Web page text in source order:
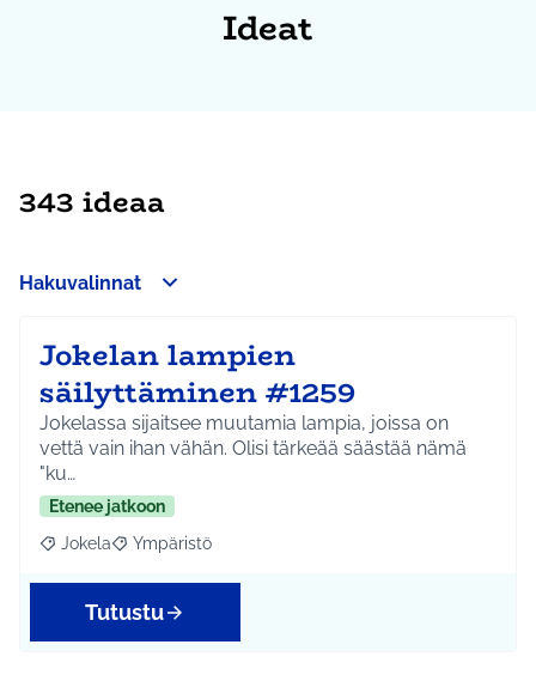
Ideat
343 ideaa
Hakuvalinnat
Jokelan lampien
säilyttäminen #1259
Jokelassa sijaitsee muutamia lampia, joissa on
vettä vain ihan vähän. Olisi tärkeää säästää nämä
"ku…
Etenee jatkoon
Rajaa tulokset aihepiirin mukaan: Jokela
Jokela Rajaa tulokset teeman mukaan: Ympäristö
Ympäristö
Tutustu